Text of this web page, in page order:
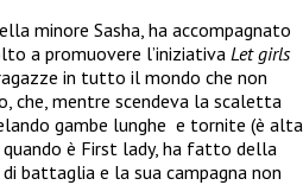
minore Sasha, ha accompagnato
a promuovere l’iniziativa Let girls
in tutto il mondo che non
che, mentre scendeva la scaletta
gambe lunghe e tornite (è alta
è First lady, ha fatto della
battaglia e la sua campagna non